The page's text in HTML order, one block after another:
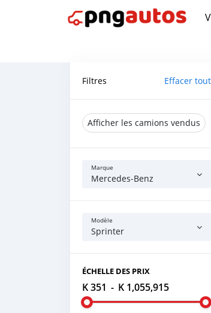
Filtres Effacer tout
Afficher les camions vendus
Marque
Mercedes‒Benz
Modèle
Sprinter
ÉCHELLE DES PRIX
K 351 - K 1,055,915